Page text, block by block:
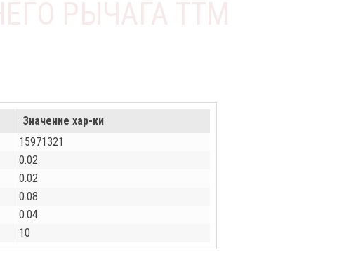
Значение хар-ки
15971321
0.02
0.02
0.08
0.04
10